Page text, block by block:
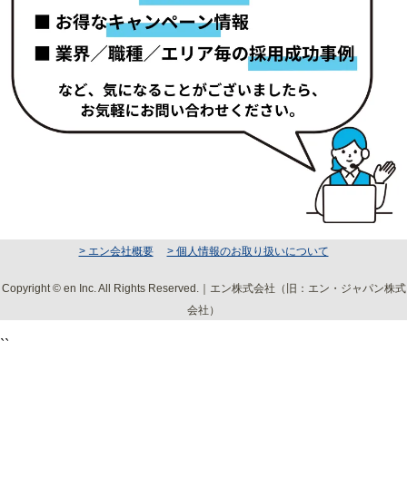
> エン会社概要 > 個人情報のお取り扱いについて
Copyright © en Inc. All Rights Reserved.｜エン株式会社（旧：エン・ジャパン株式
会社）
``